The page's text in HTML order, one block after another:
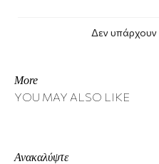
Δεν υπάρχουν
More
YOU MAY ALSO LIKE
Ανακαλύψτε